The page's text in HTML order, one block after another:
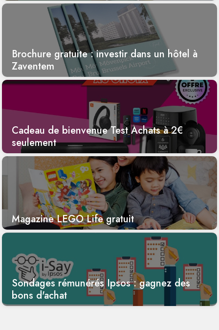
Brochure gratuite : investir dans un hôtel à
Zaventem
Cadeau de bienvenue Test Achats à 2€
seulement
Magazine LEGO Life gratuit
Sondages rémunérés Ipsos : gagnez des
bons d'achat